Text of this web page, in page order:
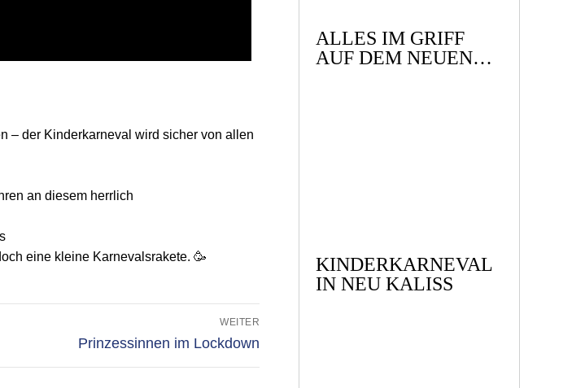
– der Kinderkarneval wird sicher von allen
an diesem herrlich
eine kleine Karnevalsrakete. 🥳
WEITER
Nächster
Prinzessinnen im Lockdown
ALLES IM GRIFF
AUF DEM NEUEN
KINDERKARNEVAL
IN NEU KALISS